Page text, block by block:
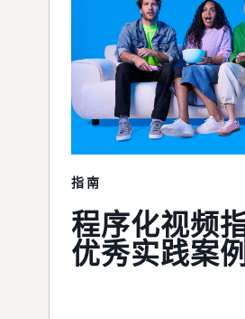
指南
程序化视频
优秀实践案例